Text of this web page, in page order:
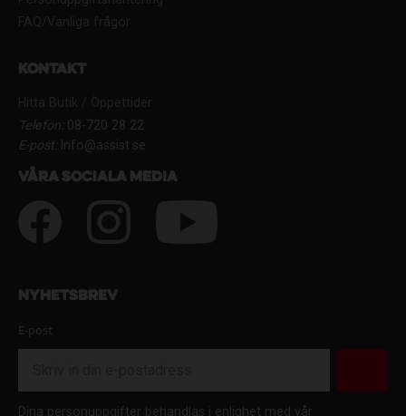
FAQ/Vanliga frågor
Kontakt
Hitta Butik / Öppettider
Telefon:08-720 28 22
E-post:Info@assist.se
Våra sociala media
Nyhetsbrev
E-post
Dina personuppgifter behandlas i enlighet med vår